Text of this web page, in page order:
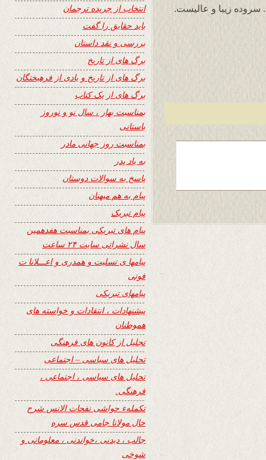
سروده زیبا و عالیست.
انتخاب از جریده ترجمان
باید حقایق را گفت
بررسی و نقد داستان
برگ های از تاریخ
برگ های از تاریخ و یادی از فرهیختگان
برگ های از یک کتاب
بمناسبت بهار ، سال نو و نوروز
باستانی
بمناسبت روز جهانی مادر
به یاد پدر
پاسخ به سوالات دوستان
پیام به هم میهنان
پیام تبریک
پیام های تبریکی بمناسبت هفدهمین
سال نشراتی سایت ۲۴ ساعت
پیامها ی تسلیت و همدری و اعـــلانا ت
فوتی
پیامهای تبریکی
پیشنهادات ، انتقادات و خواسته های
هموطنان
تجلیل از کانون های فرهنگی
تحلیل های سیاسی – اجتماعی
تحلیل های سیاسی ، اجتماعی ،
فرهنگی.
تکملهء حواشی نفحات الانس شرح
حال مولانا جامی قدس سره
جالب ، دیدنی ،خواندنی ، معلوماتی و
شوخی